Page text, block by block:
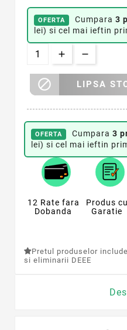
OFERTA Cumpara 3
lei) si cel mai ieftin
 LIPSA
OFERTA Cumpara 3
lei) si cel mai ieftin
12 Rate fara
Dobanda
Produs cu
Garatie
Pretul produselor
si eliminarii DEEE